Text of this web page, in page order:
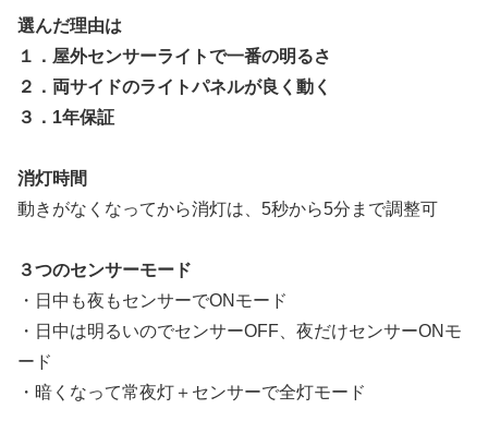
選んだ理由は
１．屋外センサーライトで一番の明るさ
２．両サイドのライトパネルが良く動く
３．1年保証
消灯時間
動きがなくなってから消灯は、5秒から5分まで調整可
３つのセンサーモード
・日中も夜もセンサーでONモード
・日中は明るいのでセンサーOFF、夜だけセンサーONモ
ード
・暗くなって常夜灯＋センサーで全灯モード